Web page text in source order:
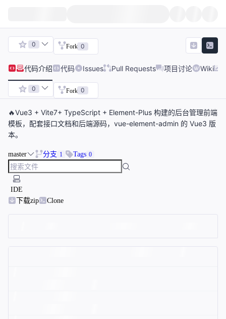
0 Fork 0
代码介绍 代码 Issues Pull Requests 项目讨论 Wiki
0 Fork 0
🔥Vue3 + Vite7+ TypeScript + Element-Plus 构建的后台管理前端
模板，配套接口文档和后端源码，vue-element-admin 的 Vue3 版
本。
master 分支 1 Tags 0
IDE
下载zip
Clone